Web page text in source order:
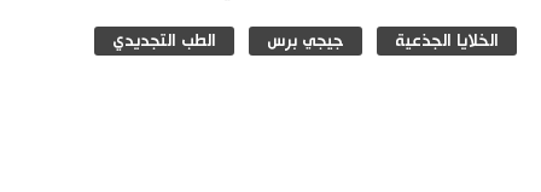
الخلايا الجذعية جيجي برس الطب التجديدي